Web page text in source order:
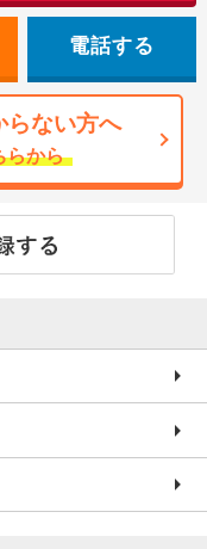
電話する
らない方へ
らから